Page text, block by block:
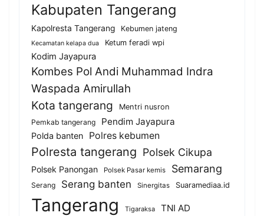
Kabupaten Tangerang
Kapolresta Tangerang Kebumen jateng
Kecamatan kelapa dua Ketum feradi wpi
Kodim Jayapura
Kombes Pol Andi Muhammad Indra
Waspada Amirullah
Kota tangerang
Mentri nusron
Pemkab tangerang
Pendim Jayapura
Polda banten Polres kebumen
Polresta tangerang Polsek Cikupa
Polsek Panongan Polsek Pasar kemis Semarang
Serang Serang banten Sinergitas Suaramediaa.id
Tangerang Tigaraksa
TNI AD